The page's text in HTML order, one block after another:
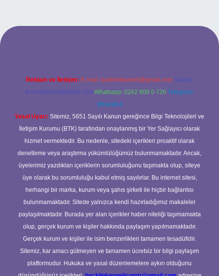
giriş
Reklam ve İletişim: E-mail: backlinkpaneli@gmail.com Teams:
forumhizmeti@gmail.com Whatsapp: 0262 606 0 726 Telegram:
@karabul
Yasal Uyarı: Sitemiz, 5651 Sayılı Kanun gereğince Bilgi Teknolojileri ve
İletişim Kurumu (BTK) tarafından onaylanmış bir Yer Sağlayıcı olarak
hizmet vermektedir. Bu nedenle, sitedeki içerikleri proaktif olarak
denetleme veya araştırma yükümlülüğümüz bulunmamaktadır. Ancak,
üyelerimiz yazdıkları içeriklerin sorumluluğunu taşımakta olup, siteye
üye olarak bu sorumluluğu kabul etmiş sayılırlar. Bu internet sitesi,
herhangi bir marka, kurum veya şahıs şirketi ile hiçbir bağlantısı
bulunmamaktadır. Sitede yalnızca kendi hazırladığımız makaleler
paylaşılmaktadır. Burada yer alan içerikler haber niteliği taşımamakta
olup, gerçek kurum ve kişiler hakkında paylaşım yapılmamaktadır.
Gerçek kurum ve kişiler ile isim benzerlikleri tamamen tesadüfidir.
Sitemiz, kar amacı gütmeyen ve tamamen ücretsiz bir bilgi paylaşım
platformudur. Hukuka ve yasal düzenlemelere aykırı olduğunu